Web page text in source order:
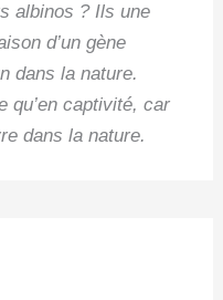
albinos ? Ils une
d’un gène
dans la nature.
qu’en captivité, car
dans la nature.